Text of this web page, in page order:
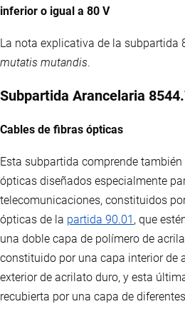
inferior o igual a 80 V
La nota explicativa de la subpartida
mutatis mutandis.
Subpartida Arancelaria
Cables de fibras ópticas
Esta subpartida comprende
ópticas diseñados especialmente
telecomunicaciones, constituidos
ópticas de la partida 90.01 , que
una doble capa de polímero de
constituido por una capa interior de
exterior de acrilato duro, y esta
recubierta por una capa de